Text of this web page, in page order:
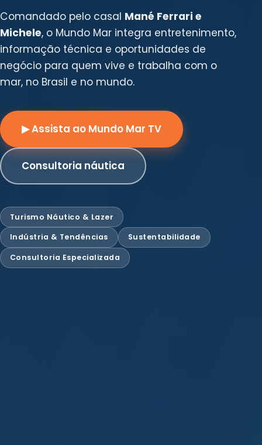
Comandado pelo casal Mané Ferrari e
Michele, o Mundo Mar integra entretenimento,
informação técnica e oportunidades de
negócio para quem vive e trabalha com o
mar, no Brasil e no mundo.
▶ Assista ao Mundo Mar TV
Consultoria náutica
Turismo Náutico & Lazer
Indústria & Tendências Sustentabilidade
Consultoria Especializada